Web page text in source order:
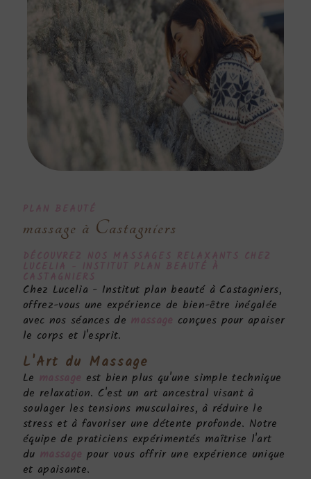
PLAN BEAUTÉ
massage à Castagniers
DÉCOUVREZ NOS MASSAGES RELAXANTS CHEZ
LUCELIA - INSTITUT PLAN BEAUTÉ À
CASTAGNIERS
Chez Lucelia - Institut plan beauté à Castagniers,
offrez-vous une expérience de bien-être inégalée
avec nos séances de massage conçues pour apaiser
le corps et l'esprit.
L'Art du Massage
Le massage est bien plus qu'une simple technique
de relaxation. C'est un art ancestral visant à
soulager les tensions musculaires, à réduire le
stress et à favoriser une détente profonde. Notre
équipe de praticiens expérimentés maîtrise l'art
du massage pour vous offrir une expérience unique
et apaisante.